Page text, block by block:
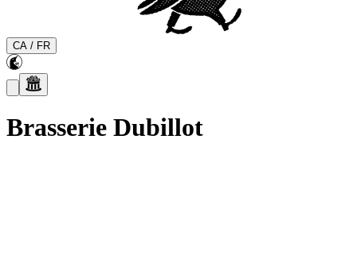
CA / FR
Brasserie Dubillot